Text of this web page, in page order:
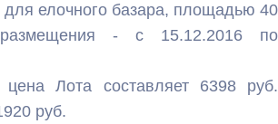
елочного базара, площадью 40
- с 15.12.2016 по
цена Лота составляет 6398 руб.
руб.